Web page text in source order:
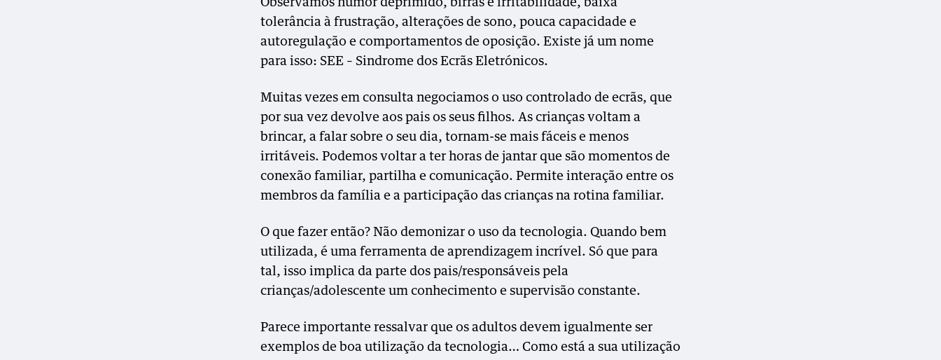
Observamos humor deprimido, birras e irritabilidade, baixa
tolerância à frustração, alterações de sono, pouca capacidade e
autoregulação e comportamentos de oposição. Existe já um nome
para isso: SEE – Sindrome dos Ecrãs Eletrónicos.
Muitas vezes em consulta negociamos o uso controlado de ecrãs, que
por sua vez devolve aos pais os seus filhos. As crianças voltam a
brincar, a falar sobre o seu dia, tornam-se mais fáceis e menos
irritáveis. Podemos voltar a ter horas de jantar que são momentos de
conexão familiar, partilha e comunicação. Permite interação entre os
membros da família e a participação das crianças na rotina familiar.
O que fazer então? Não demonizar o uso da tecnologia. Quando bem
utilizada, é uma ferramenta de aprendizagem incrível. Só que para
tal, isso implica da parte dos pais/responsáveis pela
crianças/adolescente um conhecimento e supervisão constante.
Parece importante ressalvar que os adultos devem igualmente ser
exemplos de boa utilização da tecnologia… Como está a sua utilização